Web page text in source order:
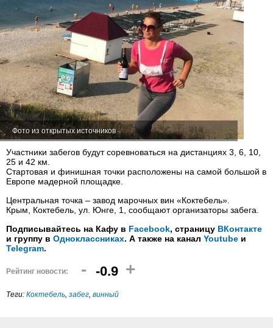
Фото из открытых источников
Участники забегов будут соревноваться на дистанциях 3, 6, 10,
25 и 42 км.
Стартовая и финишная точки расположены на самой большой в
Европе мадерной площадке.
Центральная точка – завод марочных вин «Коктебель».
Крым, Коктебель, ул. Юнге, 1, сообщают организаторы забега.
Подписывайтесь на Кафу в Facebook, страницу ВКонтакте
и группу в Одноклассниках. А также на канал Youtube и
Telegram.
Рейтинг новости: - -0.9 +
Теги: Коктебель, забег, винный